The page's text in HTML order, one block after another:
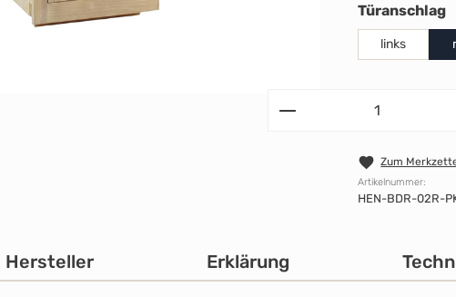
Türanschlag
links
Zum
Artikelnummer:
HEN-BDR-02R-
Hersteller Erklärung